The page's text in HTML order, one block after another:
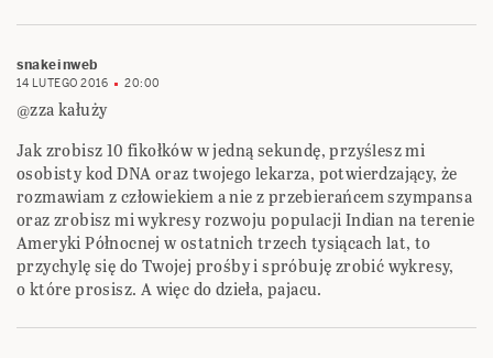
snakeinweb
14 LUTEGO 2016 20:00
@zza kałuży
Jak zrobisz 10 fikołków w jedną sekundę, przyślesz mi
osobisty kod DNA oraz twojego lekarza, potwierdzający, że
rozmawiam z człowiekiem a nie z przebierańcem szympansa
oraz zrobisz mi wykresy rozwoju populacji Indian na terenie
Ameryki Północnej w ostatnich trzech tysiącach lat, to
przychylę się do Twojej prośby i spróbuję zrobić wykresy,
o które prosisz. A więc do dzieła, pajacu.